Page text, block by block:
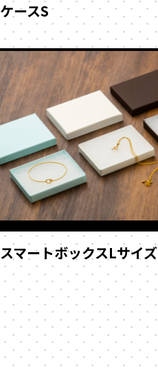
ケースS
スマートボックスLサイズ